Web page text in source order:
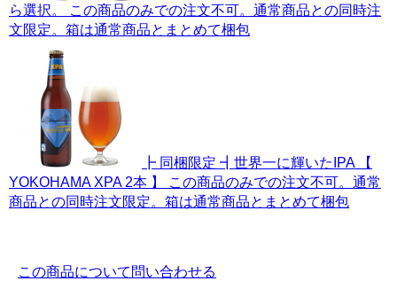
ら選択。 この商品のみでの注文不可。通常商品との同時注
文限定。箱は通常商品とまとめて梱包
┣ 同梱限定 ┫世界一に輝いたIPA 【
YOKOHAMA XPA 2本 】 この商品のみでの注文不可。通常
商品との同時注文限定。箱は通常商品とまとめて梱包
この商品について問い合わせる